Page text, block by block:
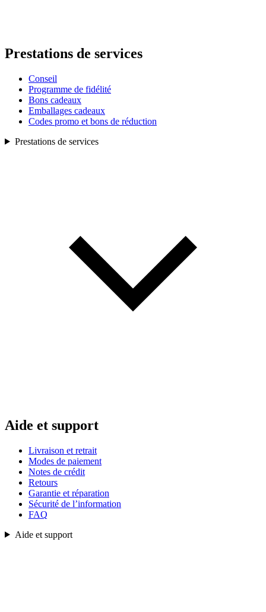
Prestations de services
Conseil
Programme de fidélité
Bons cadeaux
Emballages cadeaux
Codes promo et bons de réduction
Prestations de services
Aide et support
Livraison et retrait
Modes de paiement
Notes de crédit
Retours
Garantie et réparation
Sécurité de l’information
FAQ
Aide et support